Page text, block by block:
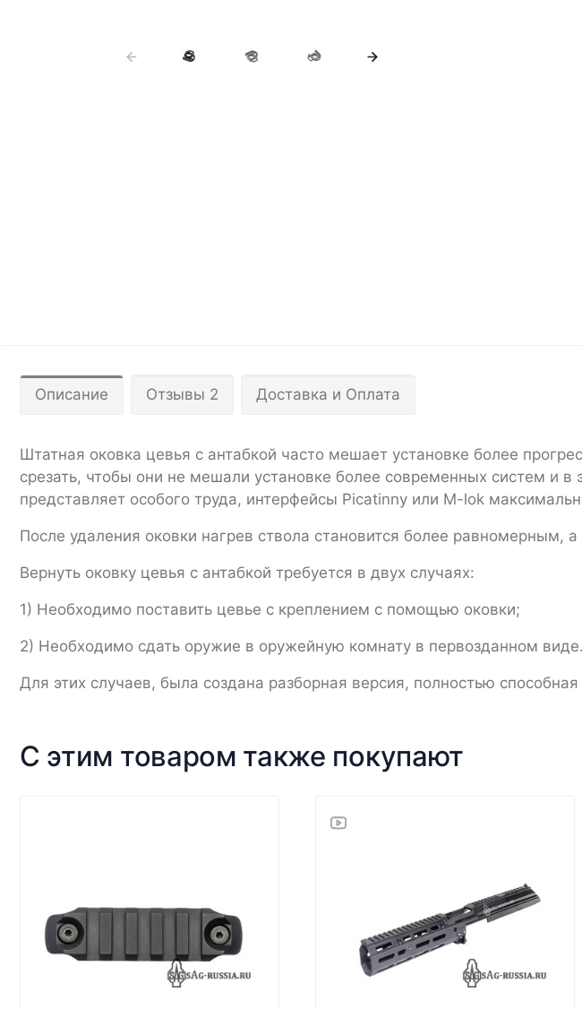
Описание Отзывы 2 Доставка и Оплата
Штатная оковка цевья с антабкой часто мешает установке более
срезать, чтобы они не мешали установке более современных систем и
представляет особого труда, интерфейсы Picatinny или M-lok
После удаления оковки нагрев ствола становится более равномерным,
Вернуть оковку цевья с антабкой требуется в двух случаях:
1) Необходимо поставить цевье с креплением с помощью оковки;
2) Необходимо сдать оружие в оружейную комнату в первозданном виде.
Для этих случаев, была создана разборная версия, полностью
С этим товаром также покупают